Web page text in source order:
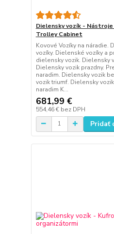
Dielensky vozík -
Trolley Cabinet
Kovové Vozíky na náradie.
vozíky. Dielenské vozíky a
dielensky vozik. Dielensky
Dielensky vozik prazdny.
naradim. Dielensky vozik
vozik triumf. Dielensky
naradim K...
681,99 €
554,46 € bez DPH
Pridať